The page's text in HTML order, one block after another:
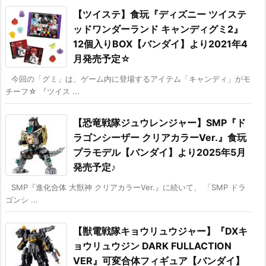
【ツイステ】食玩『ディズニー ツイステ
ッドワンダーランド キャンディグミ2』
12個入りBOX【バンダイ】より2021年4
月発売予定☆
今回の「グミ」は、ゲーム内に登場するアイテム「キャンディ」がモ
チーフ☆ 『ツイス ...
【恐竜戦隊ジュウレンジャー】SMP『ド
ラゴンシーザー クリアカラーVer.』食玩
プラモデル【バンダイ】より2025年5月
発売予定♪
SMP『進化合体 大獣神 クリアカラーVer.』に続いて、 「SMP ドラ
ゴンシ ...
【獣電戦隊キョウリュウジャー】『DXキ
ョウリュウジン DARK FULLACTION
VER』可変合体フィギュア【バンダイ】